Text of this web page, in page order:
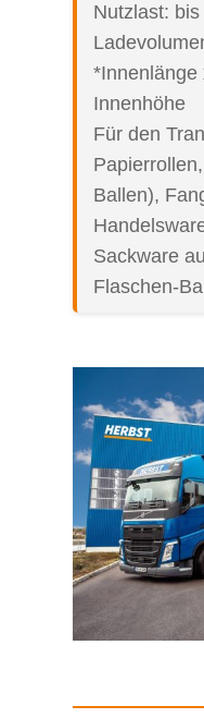
Nutzlast:
*Innenlänge
Innenhöhe
Für den
Ballen),
Sackware
Flaschen-